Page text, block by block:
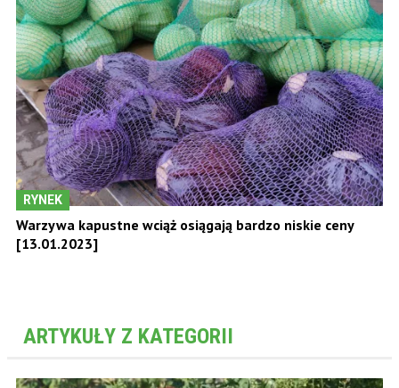
RYNEK
Warzywa kapustne wciąż osiągają bardzo niskie ceny
[13.01.2023]
ARTYKUŁY Z KATEGORII